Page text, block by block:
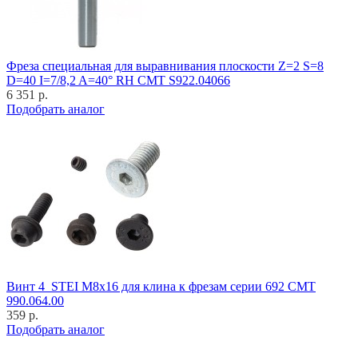
Фреза специальная для выравнивания плоскости Z=2 S=8
D=40 I=7/8,2 A=40° RH CMT S922.04066
6 351 р.
Подобрать аналог
Винт 4_STEI M8x16 для клина к фрезам серии 692 CMT
990.064.00
359 р.
Подобрать аналог